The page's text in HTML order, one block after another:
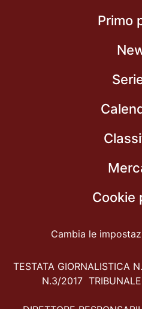
Primo
Cookie
Cambia le
TESTATA GIORNALISTICA
N.3/2017